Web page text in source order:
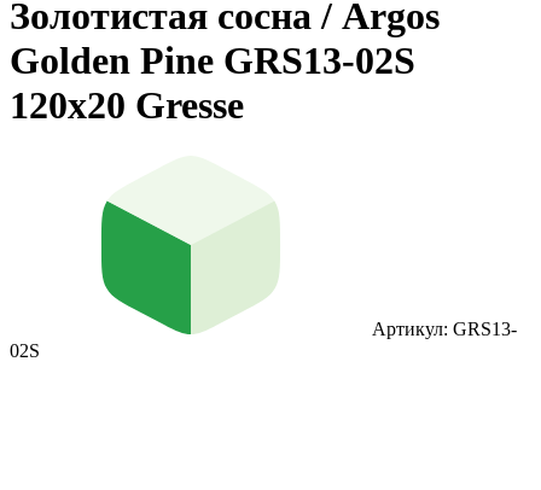
Золотистая сосна / Argos
Golden Pine GRS13-02S
120x20 Gresse
Артикул: GRS13-
02S